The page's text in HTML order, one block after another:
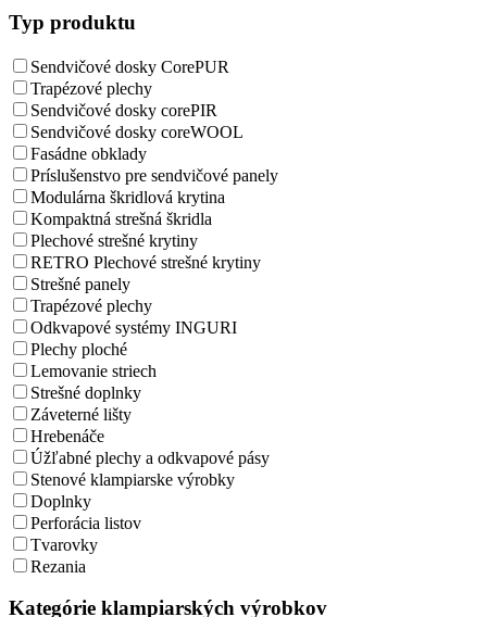
Typ produktu
Sendvičové dosky CorePUR
Trapézové plechy
Sendvičové dosky corePIR
Sendvičové dosky coreWOOL
Fasádne obklady
Príslušenstvo pre sendvičové panely
Modulárna škridlová krytina
Kompaktná strešná škridla
Plechové strešné krytiny
RETRO Plechové strešné krytiny
Strešné panely
Trapézové plechy
Odkvapové systémy INGURI
Plechy ploché
Lemovanie striech
Strešné doplnky
Záveterné lišty
Hrebenáče
Úžľabné plechy a odkvapové pásy
Stenové klampiarske výrobky
Doplnky
Perforácia listov
Tvarovky
Rezania
Kategórie klampiarských výrobkov